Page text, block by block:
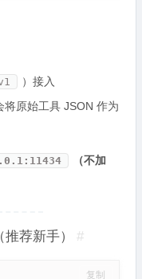
）接入
原始工具 JSON 作为
（不加
荐新手） #
复制